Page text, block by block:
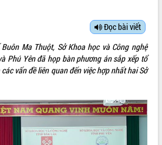
Đọc bài viết
Ma Thuột, Sở Khoa học và Công nghệ
Phú Yên đã họp bàn phương án sắp xếp tổ
vấn đề liên quan đến việc hợp nhất hai Sở